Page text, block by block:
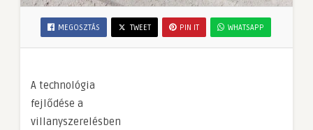
MEGOSZTÁS TWEET PIN IT WHATSAPP
A technológia
fejlődése a
villanyszerelésben